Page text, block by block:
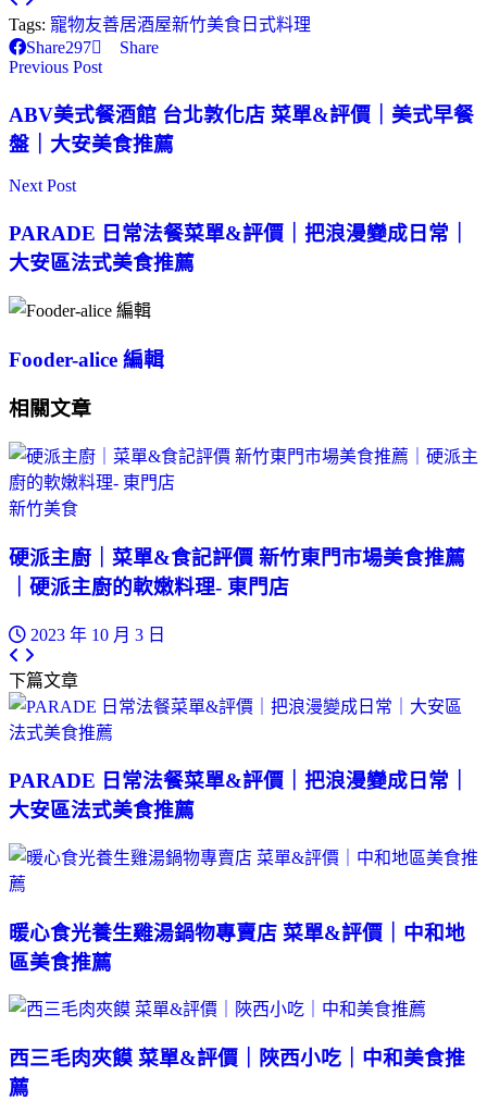
Tags: 寵物友善居酒屋新竹美食 日式料理
Share297
Share
Previous Post
ABV美式餐酒館 台北敦化店 菜單&評價｜美式早餐
盤｜大安美食推薦
Next Post
PARADE 日常法餐菜單&評價｜把浪漫變成日常｜
大安區法式美食推薦
Fooder-alice 編輯
相關文章
新竹美食
硬派主廚｜菜單&食記評價 新竹東門市場美食推薦
｜硬派主廚的軟嫩料理- 東門店
2023 年 10 月 3 日
下篇文章
PARADE 日常法餐菜單&評價｜把浪漫變成日常｜
大安區法式美食推薦
暖心食光養生雞湯鍋物專賣店 菜單&評價｜中和地
區美食推薦
西三毛肉夾饃 菜單&評價｜陜西小吃｜中和美食推
薦